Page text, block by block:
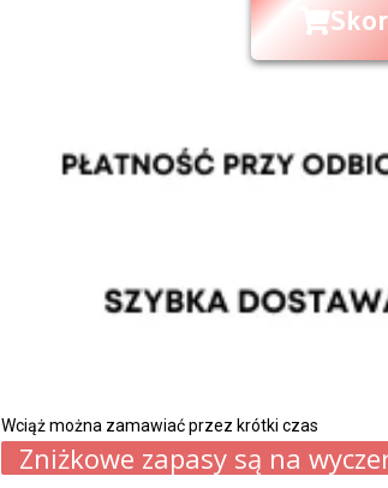
Wciąż można zamawiać przez krótki czas
Zniżkowe zapasy są na